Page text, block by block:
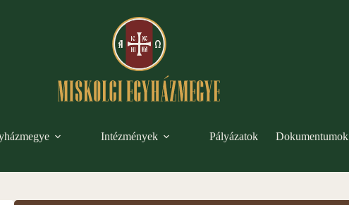
Intézmények Pályázatok Dokumentumok